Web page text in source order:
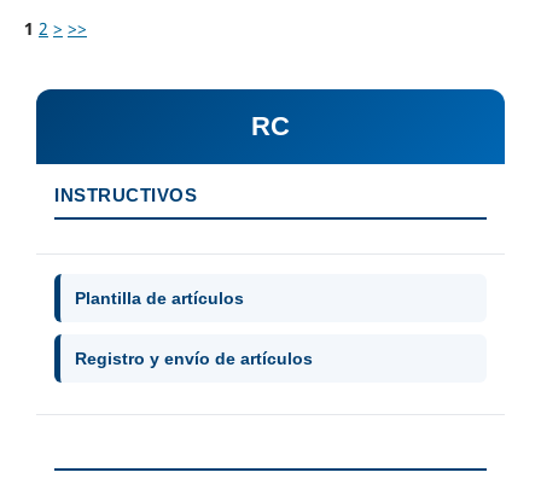
1 2 > >>
RC
INSTRUCTIVOS
Plantilla de artículos
Registro y envío de artículos